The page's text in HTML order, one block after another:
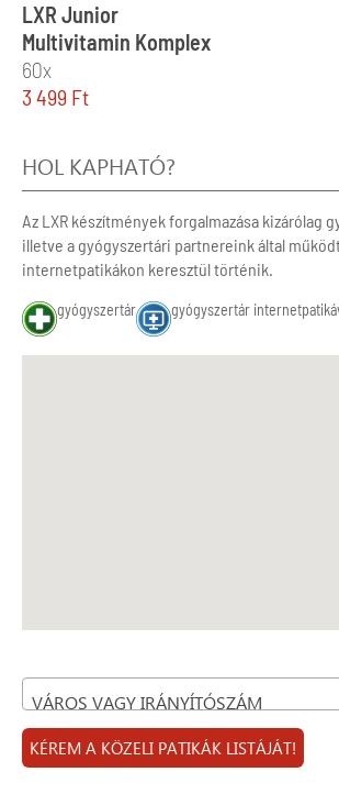
LXR Junior
Multivitamin Komplex
60x
3 499 Ft
HOL KAPHATÓ?
Az LXR készítmények forgalmazása kizárólag
illetve a gyógyszertári partnereink által
internetpatikákon keresztül történik.
gyógyszertár gyógyszertár
VÁROS VAGY IRÁNYÍTÓSZÁM
KÉREM A KÖZELI PATIKÁK LISTÁJÁT!